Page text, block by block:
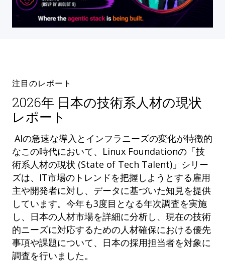
注目のレポート
2026年 日本の技術系人材の現状
レポート
AIの急速な導入とインフラニーズの変化が特徴的
なこの時代において、Linux Foundationの「技
術系人材の現状 (State of Tech Talent)」シリー
ズは、IT市場のトレンドを把握しようとする雇用
主や開発者に対し、データに基づいた知見を提供
しています。今年も3度目となる年次調査を実施
し、日本の人材市場を詳細に分析し、現在の技術
的ニーズに対応するための人材確保における優先
事項や課題について、日本の採用担当者を対象に
調査を行いました。